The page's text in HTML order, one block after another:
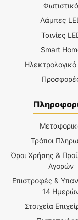
Φωτιστικά
Λάμπες
Ταινίες
Smart
Ηλεκτρολογικό
Τρόποι
Όροι Χρήσης &
Αγορών
Επιστροφές &
14
Στοιχεία